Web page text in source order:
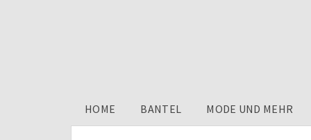
HOME BANTEL MODE UND MEHR